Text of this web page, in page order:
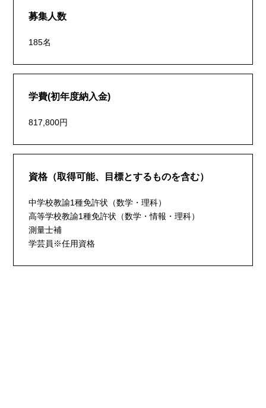
募集人数
185名
学費(初年度納入金)
817,800円
資格（取得可能、目標とするものを含む）
中学校教諭1種免許状（数学・理科）
高等学校教諭1種免許状（数学・情報・理科）
測量士補
学芸員※任用資格